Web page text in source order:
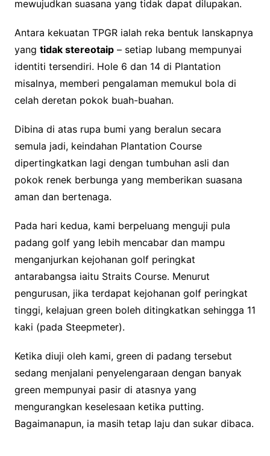
mewujudkan suasana yang tidak dapat dilupakan.
Antara kekuatan TPGR ialah reka bentuk lanskapnya
yang tidak stereotaip– setiap lubang mempunyai
identiti tersendiri. Hole 6 dan 14 di Plantation
misalnya, memberi pengalaman memukul bola di
celah deretan pokok buah-buahan.
Dibina di atas rupa bumi yang beralun secara
semula jadi, keindahan Plantation Course
dipertingkatkan lagi dengan tumbuhan asli dan
pokok renek berbunga yang memberikan suasana
aman dan bertenaga.
Pada hari kedua, kami berpeluang menguji pula
padang golf yang lebih mencabar dan mampu
menganjurkan kejohanan golf peringkat
antarabangsa iaitu Straits Course. Menurut
pengurusan, jika terdapat kejohanan golf peringkat
tinggi, kelajuan green boleh ditingkatkan sehingga 11
kaki (pada Steepmeter).
Ketika diuji oleh kami, green di padang tersebut
sedang menjalani penyelengaraan dengan banyak
green mempunyai pasir di atasnya yang
mengurangkan keselesaan ketika putting.
Bagaimanapun, ia masih tetap laju dan sukar dibaca.